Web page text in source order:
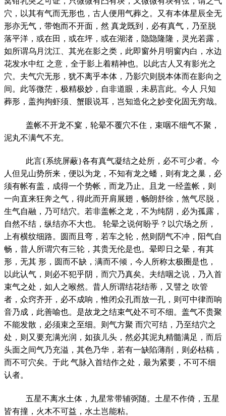
穴，以其有气而无形也，古人便用气葬之。又有本体星辰全无
形亦无气，带饱而不开面，然 真龙既到，必有真气，乃至脱
落平洋，或在田，或在坪，或在湖渚，隐隐隆隆，灵光若露，
如所谓乌月沈江、其光在影之类，此即窗外月明窗内白，水边
花发水中红 之意，全于影上着精神也。以此古人又有影光之
穴。夫气穴无形，犹不离乎本体，乃影穴则脱本体而在影向之
间。此等微茫，极精极妙，自非道眼，未易言此。今人 只知
葬形，盖拘拘虾须、蟹眼说耳，岂知造化之妙变化固无穷哉。
盖帐不开龙不窠，轮晕不覆穴不住，束咽不细气不聚，
泥丸不满气不充。
此言{系统屏蔽}各有真气凝结之处所，必不可少者。今
人但见山势所来，便以为龙，不知有龙之蟠，则有龙之巢，必
须有帐有盖，成得一个势帐，而龙乃止。且龙 一经盖帐，则
一向直来狂奔之气，得此而开肩展翅，畅朗舒徐，煞气尽脱，
生气自融，乃可结穴。若非盖帐之龙，不为纯阴，必为孤露，
自然不结，纵结亦不大也。 轮晕之说何盼乎？以穴场之所，
上有横纹细路。圆而且弯，若车之轮，然则阴气不冲，阳气自
畅，昔人所谓穴有三轮，其贵无伦是也。晕即日之晕，有其
形，无其 形，圆而不缺，满而不倾，今人所称太极圈是也，
以此认气，则必不犯乎阴，而穴乃真矣。夫结咽之说，乃入首
束气之处，如人之喉然。昔人所谓结花结蒂，又譬之 吹管
者，众窍齐开，必不成响，惟闭众孔而放一孔，则可中律而响
音乃成，此善喻也。是故龙之结束气处不可不细。盖气不贵聚
不能发散，必须束之至细。则气方聚 而穴可结，乃至结穴之
处，则又要充满光润，如孩儿头，然必其泥丸精髓满足，而后
头面之间气乃充溢，其色乃华，若有一缺陷薄削，则必枯稿，
而不可穴矣。于此 气脉入首结作之处，最为紧要，不可不细
认者。
五星不离水土体，九星常带辅弼随。土星不作倚，五星
皆有撞，火木不可益，水土岂能粘。